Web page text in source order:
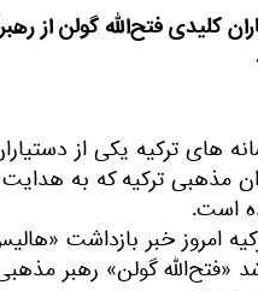
کلیدی فتح‌الله گولن از
های ترکیه یکی از
مذهبی ترکیه که به
است.
امروز خبر بازداشت
«فتح‌الله گولن» رهبر